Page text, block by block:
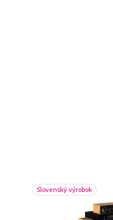
Slovenský výrobok